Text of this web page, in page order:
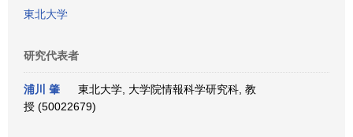
東北大学
研究代表者
浦川 肇
東北大学, 大学院情報科学研究科, 教
授 (50022679)